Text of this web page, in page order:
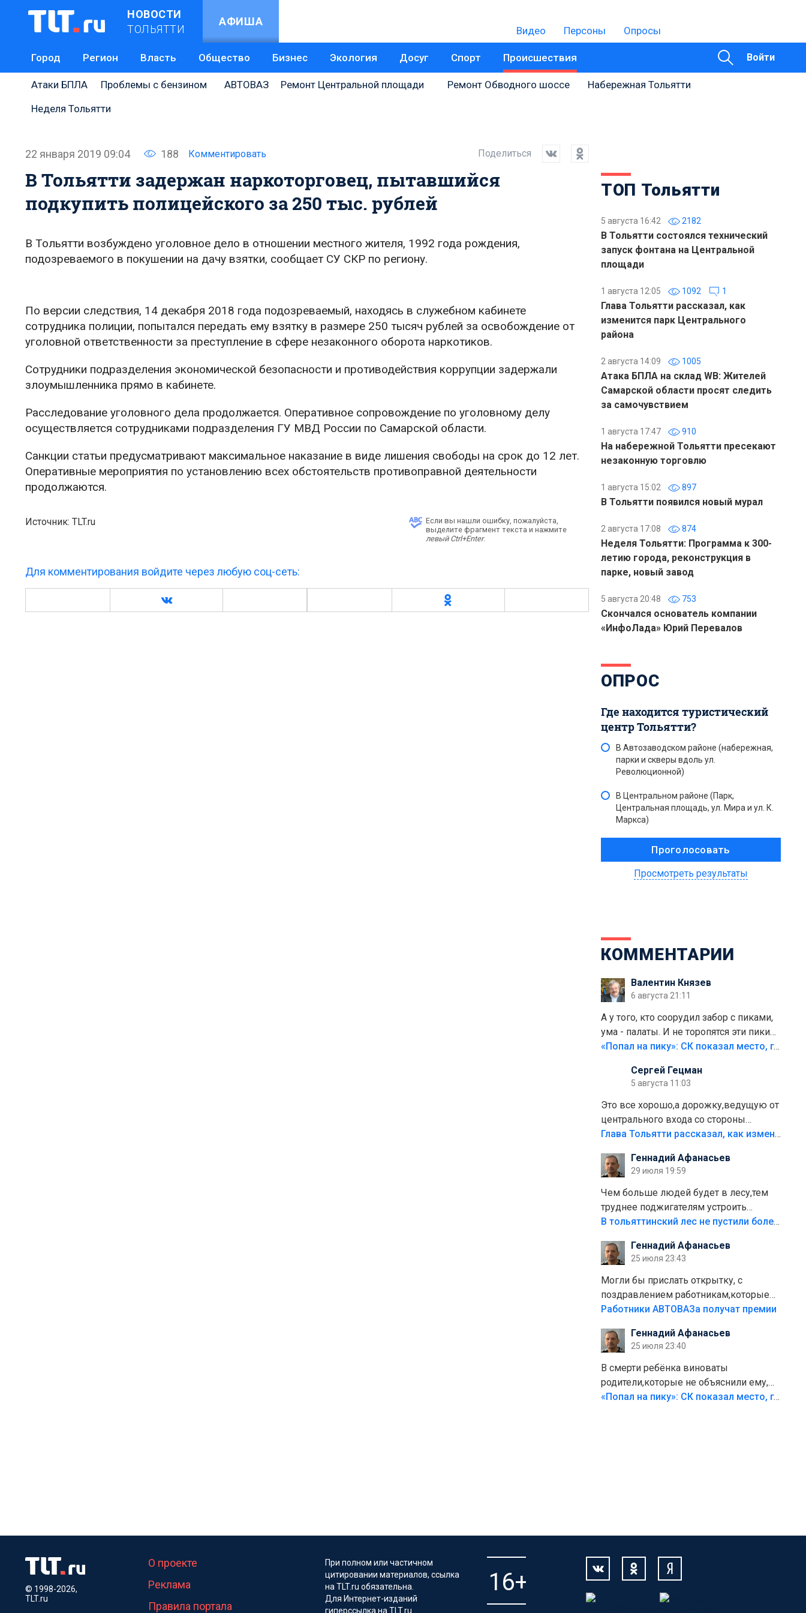
НОВОСТИ
ТОЛЬЯТТИ
АФИША
Видео Персоны Опросы
Город Регион Власть Общество Бизнес Экология Досуг Спорт Происшествия Войти
Атаки БПЛА Проблемы с бензином АВТОВАЗ Ремонт Центральной площади Ремонт Обводного шоссе
Набережная Тольятти
Неделя Тольятти
22 января 2019 09:04 188 Комментировать Поделиться
В Тольятти задержан наркоторговец, пытавшийся
подкупить полицейского за 250 тыс. рублей
В Тольятти возбуждено уголовное дело в отношении местного жителя, 1992 года рождения,
подозреваемого в покушении на дачу взятки, сообщает СУ СКР по региону.
По версии следствия, 14 декабря 2018 года подозреваемый, находясь в служебном кабинете
сотрудника полиции, попытался передать ему взятку в размере 250 тысяч рублей за освобождение от
уголовной ответственности за преступление в сфере незаконного оборота наркотиков.
Сотрудники подразделения экономической безопасности и противодействия коррупции задержали
злоумышленника прямо в кабинете.
Расследование уголовного дела продолжается. Оперативное сопровождение по уголовному делу
осуществляется сотрудниками подразделения ГУ МВД России по Самарской области.
Санкции статьи предусматривают максимальное наказание в виде лишения свободы на срок до 12 лет.
Оперативные мероприятия по установлению всех обстоятельств противоправной деятельности
продолжаются.
Источник: TLT.ru
Если вы нашли ошибку, пожалуйста,
выделите фрагмент текста и нажмите
левый Ctrl+Enter.
Для комментирования войдите через любую соц-сеть:
ТОП Тольятти
5 августа 16:42 2182
В Тольятти состоялся технический
запуск фонтана на Центральной
площади
1 августа 12:05 1092 1
Глава Тольятти рассказал, как
изменится парк Центрального
района
2 августа 14:09 1005
Атака БПЛА на склад WB: Жителей
Самарской области просят следить
за самочувствием
1 августа 17:47 910
На набережной Тольятти пресекают
незаконную торговлю
1 августа 15:02 897
В Тольятти появился новый мурал
2 августа 17:08 874
Неделя Тольятти: Программа к 300-
летию города, реконструкция в
парке, новый завод
5 августа 20:48 753
Скончался основатель компании
«ИнфоЛада» Юрий Перевалов
ОПРОС
Где находится туристический
центр Тольятти?
В Автозаводском районе (набережная,
парки и скверы вдоль ул.
Революционной)
В Центральном районе (Парк,
Центральная площадь, ул. Мира и ул. К.
Маркса)
Просмотреть результаты
КОММЕНТАРИИ
Валентин Князев
6 августа 21:11
А у того, кто соорудил забор с пиками,
ума - палаты. И не торопятся эти пики
срезать
«Попал на пику»: СК показал место, где был смертельно травмирован ребенок в Тольятти
Сергей Гецман
5 августа 11:03
Это все хорошо,а дорожку,ведущую от
центрального входа со стороны
кафе"Мираж" к аттракционам слабо
плитки не хватило,т.к.осенью и зимой
лежала в парке и испортилась.Да
еще,видимо,часть украли.
Глава Тольятти рассказал, как изменится парк Центрального района
Геннадий Афанасьев
29 июля 19:59
Чем больше людей будет в лесу,тем
труднее поджигателям устроить
пожар.Тех кто разводит костры,тех
полно стоит,почему водители всё
равно едут в лес? Штрафы мизерные.
В тольяттинский лес не пустили более тысячи автомобилей
Геннадий Афанасьев
25 июля 23:43
Могли бы прислать открытку, с
поздравлением работникам,которые
больше сорока лет отработали на
Работники АВТОВАЗа получат премии
Геннадий Афанасьев
25 июля 23:40
В смерти ребёнка виноваты
родители,которые не объяснили ему,
что такое хорошо и что такое плохо!
«Попал на пику»: СК показал место, где был смертельно травмирован ребенок в Тольятти
© 1998-2026,
TLT.ru
О проекте
Реклама
Правила портала
При полном или частичном
цитировании материалов, ссылка
на TLT.ru обязательна.
Для Интернет-изданий
гиперссылка на TLT.ru